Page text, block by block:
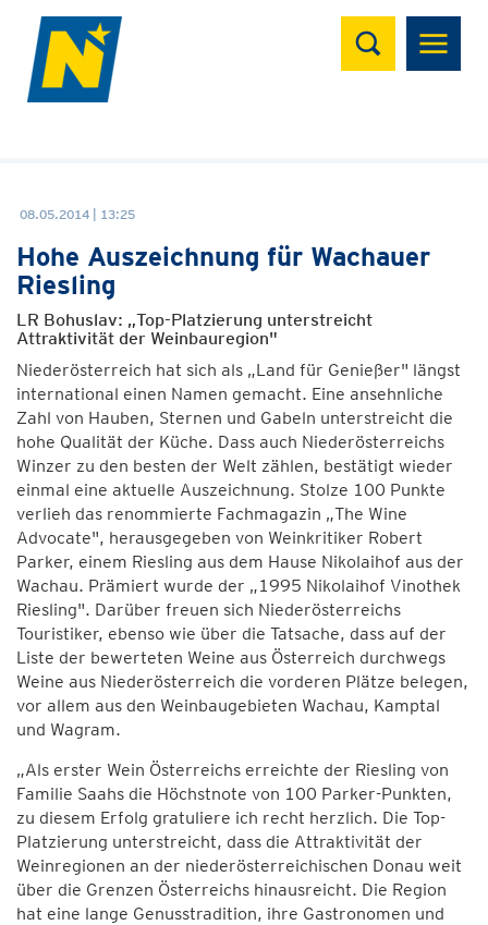
Suchen
08.05.2014 | 13:25
Hohe Auszeichnung für Wachauer
Riesling
LR Bohuslav: „Top-Platzierung unterstreicht
Attraktivität der Weinbauregion"
Niederösterreich hat sich als „Land für Genießer" längst
international einen Namen gemacht. Eine ansehnliche
Zahl von Hauben, Sternen und Gabeln unterstreicht die
hohe Qualität der Küche. Dass auch Niederösterreichs
Winzer zu den besten der Welt zählen, bestätigt wieder
einmal eine aktuelle Auszeichnung. Stolze 100 Punkte
verlieh das renommierte Fachmagazin „The Wine
Advocate", herausgegeben von Weinkritiker Robert
Parker, einem Riesling aus dem Hause Nikolaihof aus der
Wachau. Prämiert wurde der „1995 Nikolaihof Vinothek
Riesling". Darüber freuen sich Niederösterreichs
Touristiker, ebenso wie über die Tatsache, dass auf der
Liste der bewerteten Weine aus Österreich durchwegs
Weine aus Niederösterreich die vorderen Plätze belegen,
vor allem aus den Weinbaugebieten Wachau, Kamptal
und Wagram.
„Als erster Wein Österreichs erreichte der Riesling von
Familie Saahs die Höchstnote von 100 Parker-Punkten,
zu diesem Erfolg gratuliere ich recht herzlich. Die Top-
Platzierung unterstreicht, dass die Attraktivität der
Weinregionen an der niederösterreichischen Donau weit
über die Grenzen Österreichs hinausreicht. Die Region
hat eine lange Genusstradition, ihre Gastronomen und